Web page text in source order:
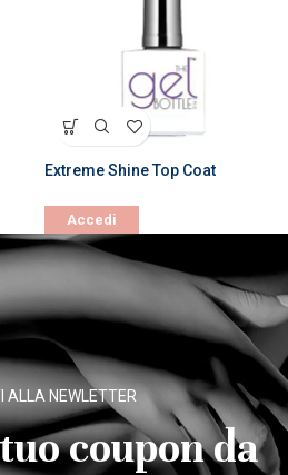
Extreme Shine Top Coat
Accedi
ALLA NEWLETTER
coupon da